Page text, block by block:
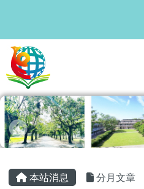
本站消息 分月文章